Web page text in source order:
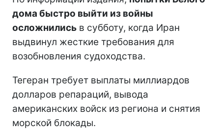
дома быстро выйти из войны
осложнились в субботу, когда Иран
выдвинул жесткие требования для
возобновления судоходства.
Тегеран требует выплаты миллиардов
долларов репараций, вывода
американских войск из региона и снятия
морской блокады.